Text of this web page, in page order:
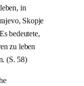
in
Skopje
bedeutete,
zu leben
(S. 58)